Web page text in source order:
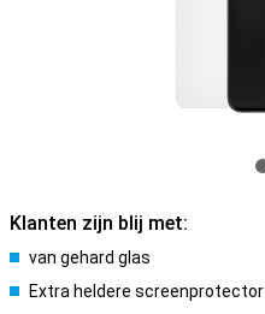
Klanten zijn blij met:
van gehard glas
Extra heldere screenprotector